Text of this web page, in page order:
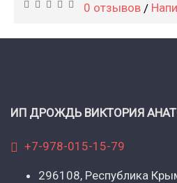
0 отзывов /
ИП ДРОЖДЬ ВИКТОРИЯ
+7-978-015-15-79
296108, Республика